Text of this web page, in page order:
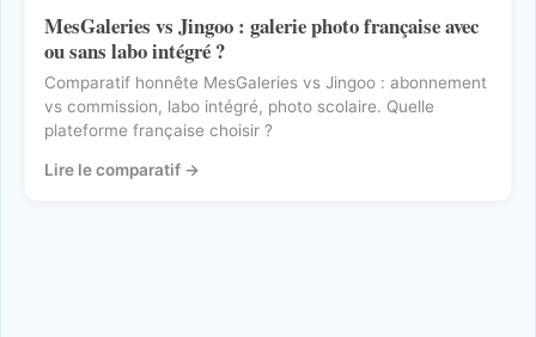
MesGaleries vs Jingoo : galerie photo française avec
ou sans labo intégré ?
Comparatif honnête MesGaleries vs Jingoo : abonnement
vs commission, labo intégré, photo scolaire. Quelle
plateforme française choisir ?
Lire le comparatif →